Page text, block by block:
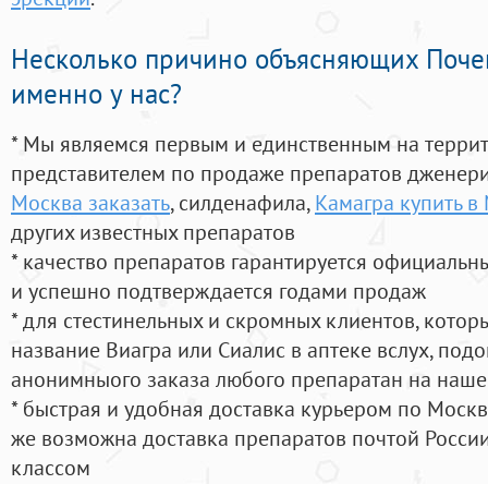
Несколько причино объясняющих
именно у нас?
* Мы являемся первым и единственным на
представителем по продаже препаратов
Москва заказать, силденафила, Камагра купить
других известных препаратов
* качество препаратов гарантируется
и успешно подтверждается годами продаж
* для стестинельных и скромных клиентов,
название Виагра или Сиалис в аптеке вслух,
анонимныого заказа любого препаратан на
* быстрая и удобная доставка курьером по
же возможна доставка препаратов почтой
классом